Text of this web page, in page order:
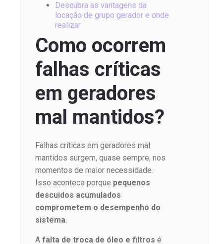
Descubra as vantagens da
locação de grupo gerador e onde
realizar
Como ocorrem
falhas críticas
em geradores
mal mantidos?
Falhas críticas em geradores mal
mantidos surgem, quase sempre, nos
momentos de maior necessidade.
Isso acontece porque pequenos
descuidos acumulados
comprometem o desempenho do
sistema.
A falta de troca de óleo e filtros é